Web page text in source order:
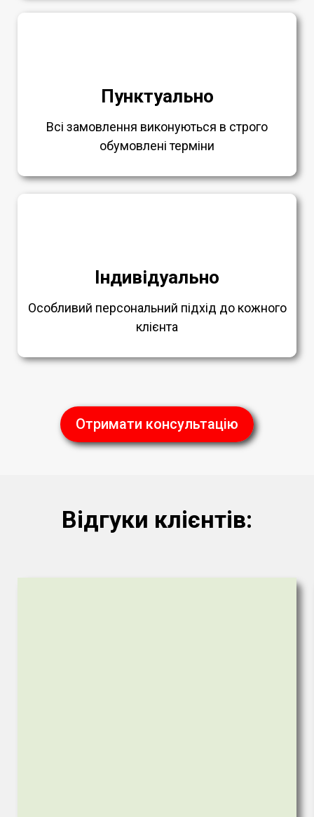
Пунктуально
Всі замовлення виконуються в строго
обумовлені терміни
Індивідуально
Особливий персональний підхід до кожного
клієнта
Отримати консультацію
Відгуки клієнтів: